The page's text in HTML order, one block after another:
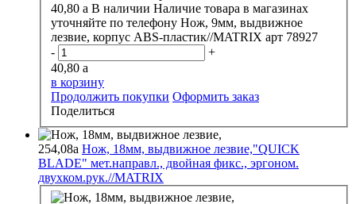
40,80 a В наличии Наличие товара в магазинах
уточняйте по телефону Нож, 9мм, выдвижное
лезвие, корпус ABS-пластик//MATRIX арт 78927
-
+
40,80 a
в корзину
Продолжить покупки Оформить заказ
Поделиться
254,08a Нож, 18мм, выдвижное лезвие,"QUICK
BLADE" мет.направл., двойная фикс., эргоном.
двухком.рук.//MATRIX